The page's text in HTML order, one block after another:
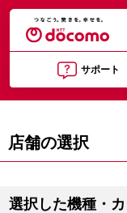
サポート
店舗の選択
選択した機種・